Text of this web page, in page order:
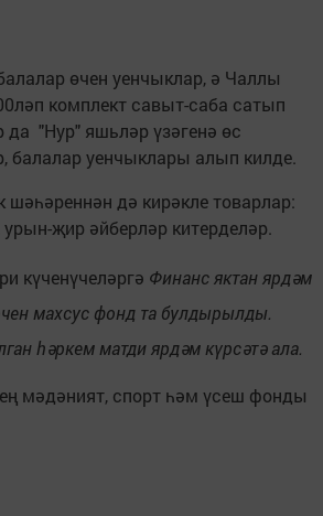
өчен уенчыклар, ә Чаллы
комплект савыт-саба сатып
"Нур" яшьләр үзәгенә өс
балалар уенчыклары алып килде.
шәһәреннән дә кирәкле товарлар:
җир әйберләр китерделәр.
күченүчеләргә Финанс яктан ярдәм
махсус фонд та булдырылды.
һәркем матди ярдәм күрсәтә ала.
мәдәният, спорт һәм үсеш фонды